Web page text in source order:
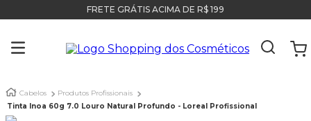
FRETE GRÁTIS ACIMA DE R$ 199
Cabelos
Produtos Profissionais
Tinta Inoa 60g 7.0 Louro Natural Profundo - Loreal Profissional